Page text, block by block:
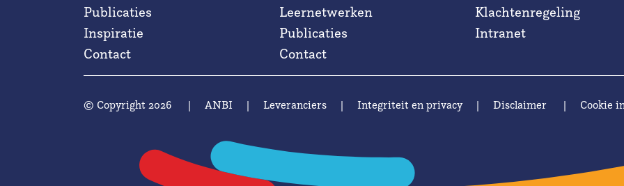
Publicaties
Inspiratie
Contact
Leernetwerken
Publicaties
Contact
Klachtenregeling
Intranet
© Copyright 2026 | ANBI | Leveranciers | Integriteit en privacy | Disclaimer | Cookie